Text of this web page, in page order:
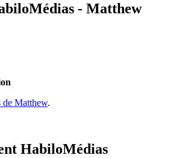
- Matthew
de Matthew.
HabiloMédias